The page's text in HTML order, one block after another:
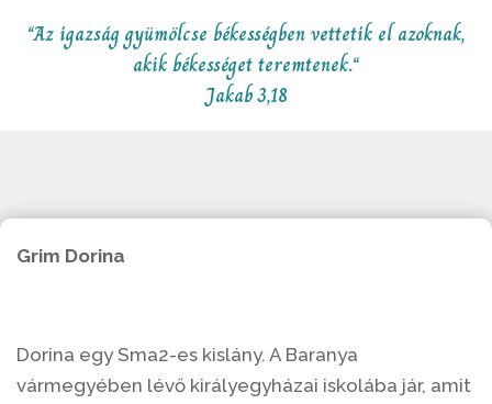
“Az igazság gyümölcse békességben vettetik el azoknak,
akik békességet teremtenek.“
Jakab 3,18
Grim Dorina
Dorina egy Sma2-es kislány. A Baranya
vármegyében lévő királyegyházai iskolába jár, amit